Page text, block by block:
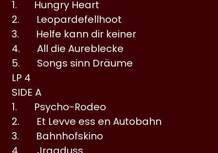
1. Hungry Heart
2. Leopardefellhoot
3. Helfe kann dir keiner
4. All die Aureblecke
5. Songs sinn Dräume
LP 4
SIDE A
1. Psycho-Rodeo
2. Et Levve ess en Autobahn
3. Bahnhofskino